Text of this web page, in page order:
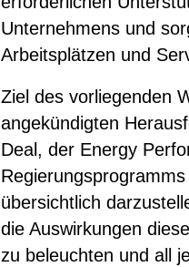
Unternehmens und
Arbeitsplätzen und
Ziel des vorliegenden
angekündigten
Deal, der Energy
übersichtlich
die Auswirkungen
zu beleuchten und all